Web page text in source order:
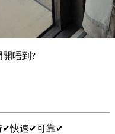
開唔到?
✔快速✔可靠✔